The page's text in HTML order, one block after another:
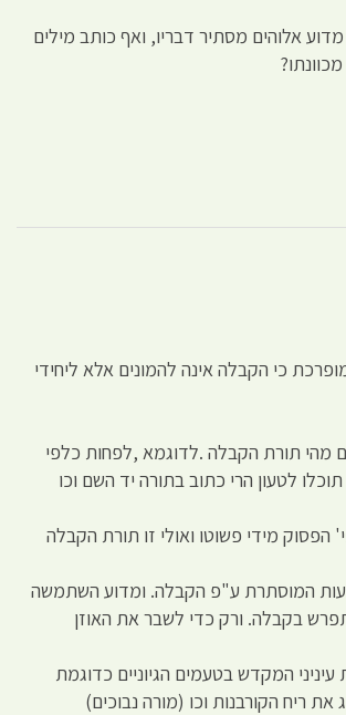
אלוהים מסתיר דבריו, ואף כותב מילים
כי הקבלה אינה להמונים אלא ליחידי
מהי תורת הקבלה .לדוגמא ,לפחות כלפי
לטעון הרי כתוב בתורה יד השם וכו
הפסוק מידי פשוטו ואולי זו תורת הקבלה
המוסתרת ע"פ הקבלה. ומדוע השתמשה
בקבלה. ורק כדי לשבר את האוזן
המקדש בטעמים הגיוניים כדוגמת
ריח הקורבנות וכו (מורה נבוכים)